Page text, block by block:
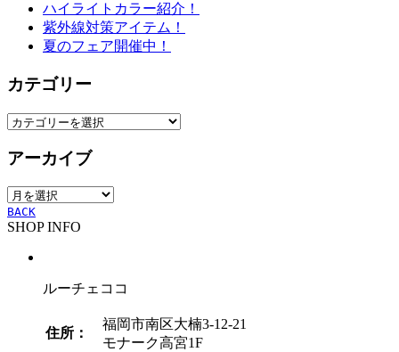
ハイライトカラー紹介！
紫外線対策アイテム！
夏のフェア開催中！
カテゴリー
カ
ゴ
ー
アーカイブ
ア
ー
カ
BACK
SHOP INFO
ルーチェココ
住所：
福岡市南区大楠3-12-21
モナーク高宮1F